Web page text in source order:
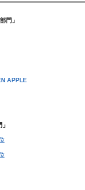
門」
APPLE